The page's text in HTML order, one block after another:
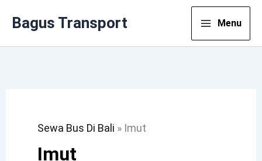
Bagus Transport Menu
Sewa Bus Di Bali » Imut
Imut